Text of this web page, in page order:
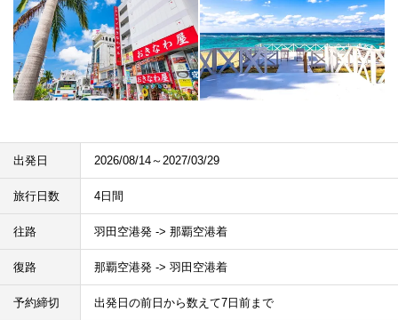
出発日 2026/08/14～2027/03/29
旅行日数 4日間
往路 羽田空港発 -> 那覇空港着
復路 那覇空港発 -> 羽田空港着
予約締切 出発日の前日から数えて7日前まで